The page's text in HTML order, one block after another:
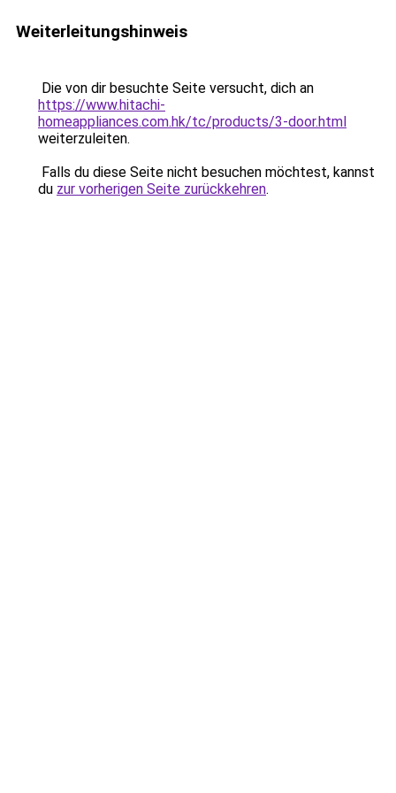
Weiterleitungshinweis
Die von dir besuchte Seite versucht, dich an
https://www.hitachi-
homeappliances.com.hk/tc/products/3-door.html
weiterzuleiten.
Falls du diese Seite nicht besuchen möchtest, kannst
du zur vorherigen Seite zurückkehren.